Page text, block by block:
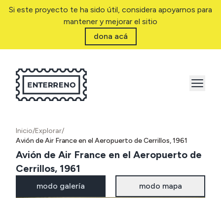
Si este proyecto te ha sido útil, considera apoyarnos para
mantener y mejorar el sitio
dona acá
Inicio/Explorar/
Avión de Air France en el Aeropuerto de Cerrillos, 1961
Avión de Air France en el Aeropuerto de
Cerrillos, 1961
modo galería modo mapa